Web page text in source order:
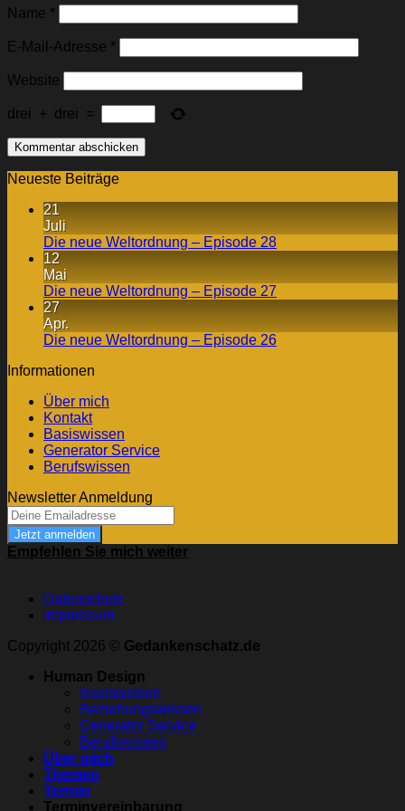
Name *
E-Mail-Adresse *
Website
drei + drei =
Neueste Beiträge
21
Juli
Die neue Weltordnung – Episode 28
12
Mai
Die neue Weltordnung – Episode 27
27
Apr.
Die neue Weltordnung – Episode 26
Informationen
Über mich
Kontakt
Basiswissen
Generator Service
Berufswissen
Newsletter Anmeldung
Jetzt anmelden
Empfehlen Sie mich weiter
Datenschutz
Impressum
Copyright 2026 © Gedankenschatz.de
Human Design
Basiswissen
Beziehungswissen
Generator Service
Berufswissen
Über mich
Themen
Termin
Terminvereinbarung